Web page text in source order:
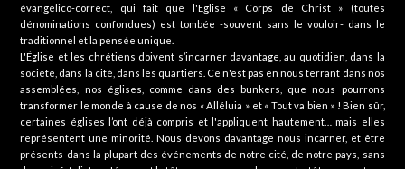
évangélico-correct, qui fait que l'Eglise « Corps de Christ » (toutes
dénominations confondues) est tombée -souvent sans le vouloir- dans le
traditionnel et la pensée unique.
L'Église et les chrétiens doivent s’incarner davantage, au quotidien, dans la
société, dans la cité, dans les quartiers. Ce n'est pas en nous terrant dans nos
assemblées, nos églises, comme dans des bunkers, que nous pourrons
transformer le monde à cause de nos « Alléluia » et « Tout va bien » ! Bien sûr,
certaines églises l’ont déjà compris et l'appliquent hautement… mais elles
représentent une minorité. Nous devons davantage nous incarner, et être
présents dans la plupart des événements de notre cité, de notre pays, sans